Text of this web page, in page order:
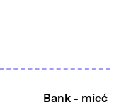
Bank - mieć